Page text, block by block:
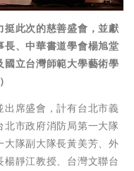
此次的慈善盛會，並獻
、中華書道學會楊旭堂
立台灣師範大學藝術學
席盛會，計有台北市義
市政府消防局第一大隊
隊副大隊長黃美芳、外
靜江教授、台灣文聯台